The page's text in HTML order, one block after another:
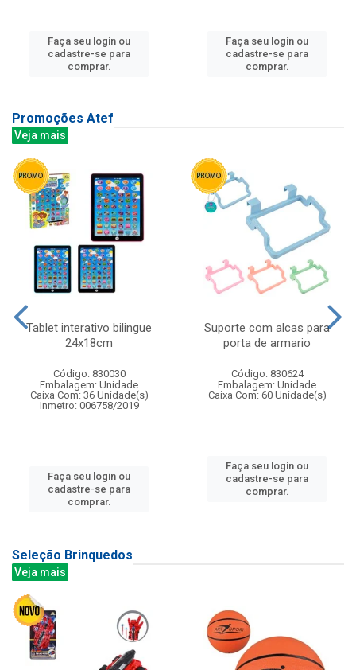
Faça seu login ou
cadastre-se para
comprar.
Faça seu login ou
cadastre-se para
comprar.
Promoções Atef
Veja mais
Tablet interativo bilingue
24x18cm
Código: 830030
Embalagem: Unidade
Caixa Com: 36 Unidade(s)
Inmetro: 006758/2019
Faça seu login ou
cadastre-se para
comprar.
Suporte com alcas para
porta de armario
Código: 830624
Embalagem: Unidade
Caixa Com: 60 Unidade(s)
Faça seu login ou
cadastre-se para
comprar.
Seleção Brinquedos
Veja mais